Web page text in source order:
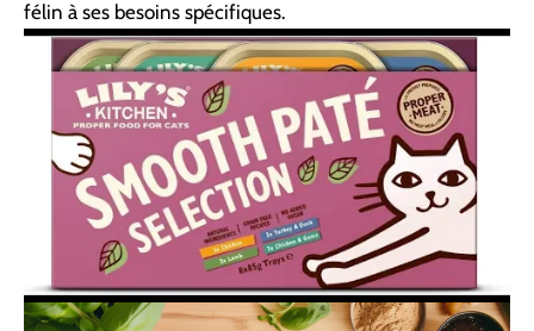
félin à ses besoins spécifiques.